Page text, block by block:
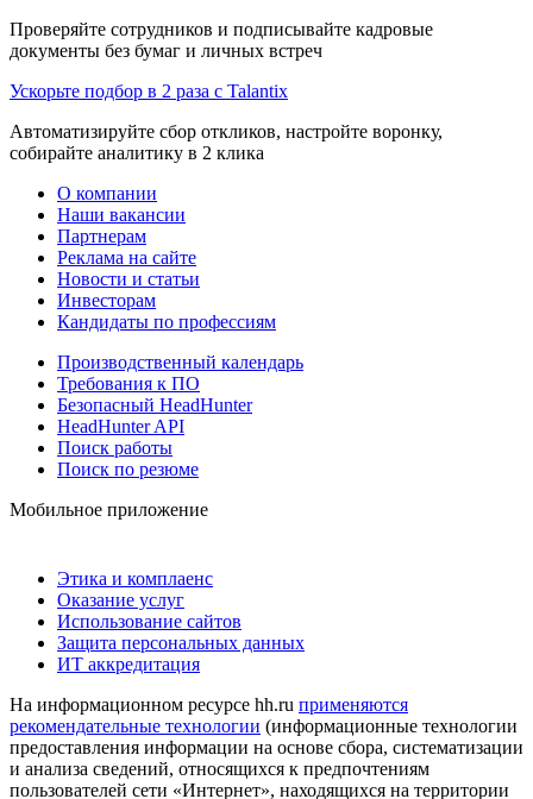
Проверяйте сотрудников и подписывайте кадровые
документы без бумаг и личных встреч
Ускорьте подбор в 2 раза с Talantix
Автоматизируйте сбор откликов, настройте воронку,
собирайте аналитику в 2 клика
О компании
Наши вакансии
Партнерам
Реклама на сайте
Новости и статьи
Инвесторам
Кандидаты по профессиям
Производственный календарь
Требования к ПО
Безопасный HeadHunter
HeadHunter API
Поиск работы
Поиск по резюме
Мобильное приложение
Этика и комплаенс
Оказание услуг
Использование сайтов
Защита персональных данных
ИТ аккредитация
На информационном ресурсе hh.ru применяются
рекомендательные технологии (информационные технологии
предоставления информации на основе сбора, систематизации
и анализа сведений, относящихся к предпочтениям
пользователей сети «Интернет», находящихся на территории